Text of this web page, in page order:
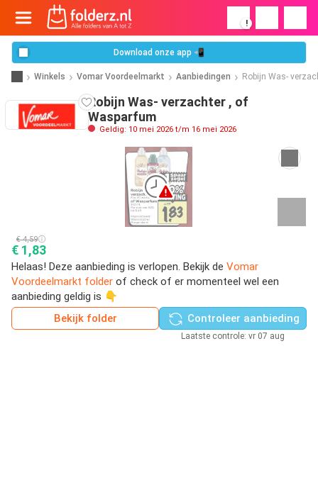
!
Download onze app 📲
Winkels Vomar Voordeelmarkt Aanbiedingen Robijn Was-
Robijn Was- verzachter , of
Wasparfum
Geldig: 10 mei 2026 t/m 16 mei 2026
€ 4,59
€ 1,83
Helaas! Deze aanbieding is verlopen. Bekijk de Vomar
Voordeelmarkt folder of check of er momenteel wel een
aanbieding geldig is 👇
Bekijk folder
Controleer aanbieding
Laatste controle: vr 07 aug